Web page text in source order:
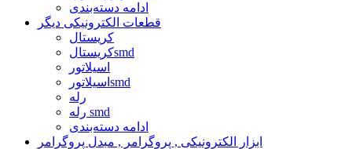
ادامه دسته‌بندی
قطعات الکترونیکی دیگر
کریستال
کریستالsmd
اسیلاتور
اسیلاتورsmd
رله
رله smd
ادامه دسته‌بندی
ابزار الکترونیکی , پروگرامر , مبدل پروگرامر